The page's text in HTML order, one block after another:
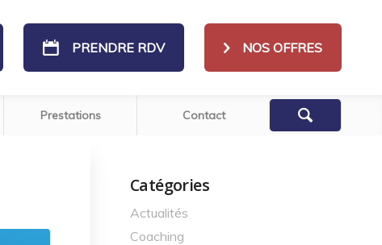
PRENDRE RDV NOS OFFRES
Prestations Contact
Catégories
Actualités
Coaching